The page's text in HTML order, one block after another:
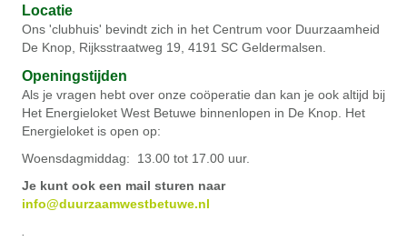
Locatie
Ons 'clubhuis' bevindt zich in het Centrum voor Duurzaamheid
De Knop, Rijksstraatweg 19, 4191 SC Geldermalsen.
Openingstijden
Als je vragen hebt over onze coöperatie dan kan je ook altijd bij
Het Energieloket West Betuwe binnenlopen in De Knop. Het
Energieloket is open op:
Woensdagmiddag: 13.00 tot 17.00 uur.
Je kunt ook een mail sturen naar
info@duurzaamwestbetuwe.nl